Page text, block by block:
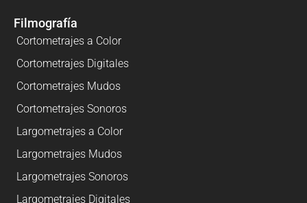
Filmografía
Cortometrajes a Color
Cortometrajes Digitales
Cortometrajes Mudos
Cortometrajes Sonoros
Largometrajes a Color
Largometrajes Mudos
Largometrajes Sonoros
Largometrajes Digitales